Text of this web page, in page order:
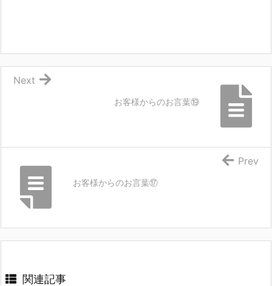
お客様からのお言葉⑲
Next
お客様からのお言葉⑰
Prev
関連記事